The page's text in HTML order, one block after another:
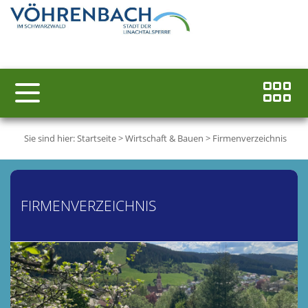
Sie sind hier:Startseite>Wirtschaft & Bauen > Firmenverzeichnis
FIRMENVERZEICHNIS